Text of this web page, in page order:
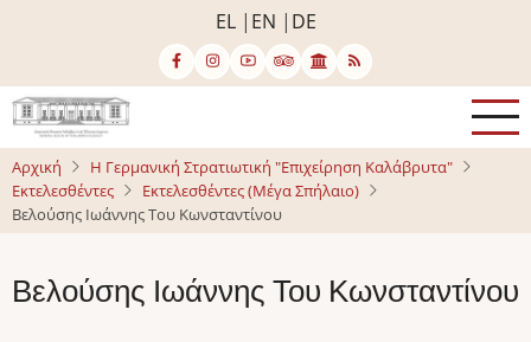
κυρίως
περιεχόμενο
EL EN DE
Αρχική
Η Γερμανική Στρατιωτική "Επιχείρηση Καλάβρυτα"
Εκτελεσθέντες
Εκτελεσθέντες (Μέγα Σπήλαιο)
Βελούσης Ιωάννης Του Κωνσταντίνου
Βελούσης Ιωάννης Του Κωνσταντίνου